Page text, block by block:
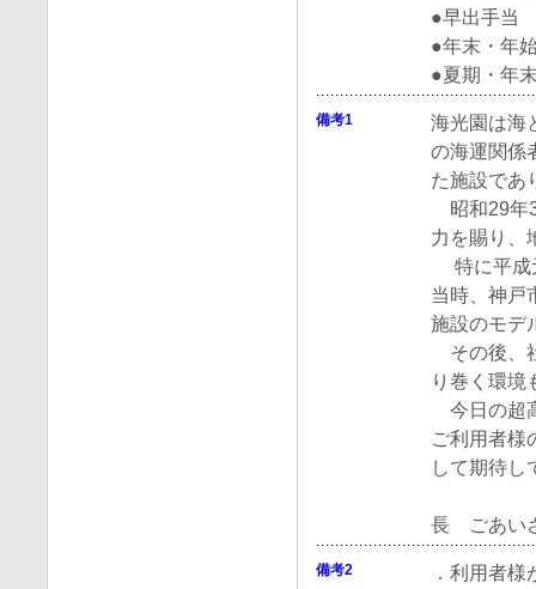
●早出手当
●年末・年
●夏期・年
備考1
海光園は海
の海運関係
た施設であ
昭和29年
力を賜り
特に平成
当時、神戸
施設のモデ
その後、
り巻く環境
今日の超
ご利用者様
して期待し
長 ごあい
備考2
．利用者